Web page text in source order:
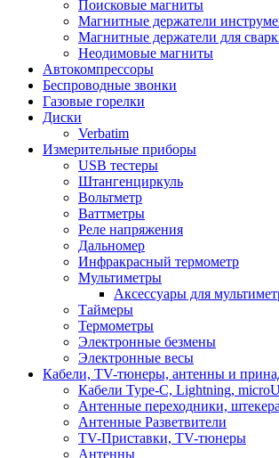
Поисковые магниты
Магнитные держатели
Магнитные держатели для
Неодимовые магниты
Автокомпрессоры
Беспроводные звонки
Газовые горелки
Диски
Verbatim
Измерительные приборы
USB тестеры
Штангенциркуль
Вольтметр
Ваттметры
Реле напряжения
Дальномер
Инфракрасный термометр
Мультиметры
Аксессуары для
Таймеры
Термометры
Электронные безмены
Электронные весы
Кабели, TV-тюнеры, антенны и
Кабели Type-C, Lightning,
Антенные переходники,
Антенные Разветвители
TV-Приставки, TV-тюнеры
Антенны